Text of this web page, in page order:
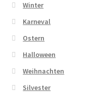
Winter
Karneval
Ostern
Halloween
Weihnachten
Silvester